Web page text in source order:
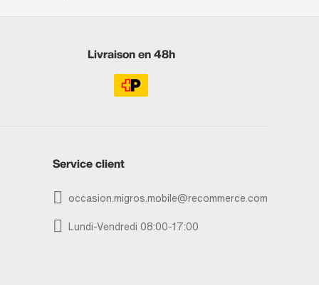
Livraison en 48h
Service client
occasion.migros.mobile@recommerce.com
Lundi-Vendredi 08:00-17:00